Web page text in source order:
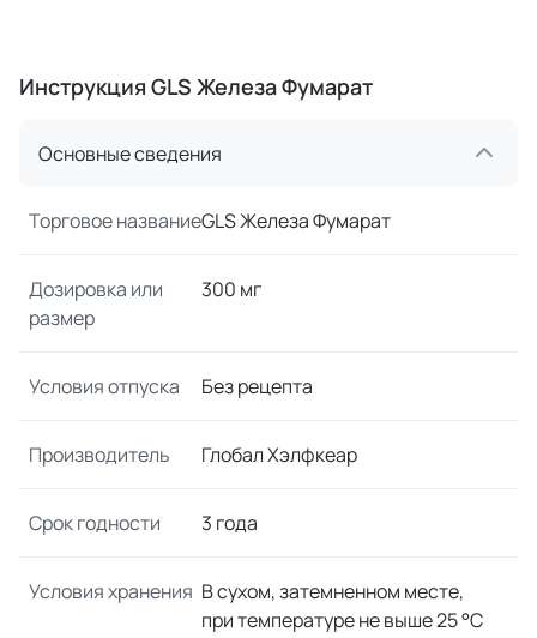
Инструкция GLS Железа Фумарат
Основные сведения
Торговое названиеGLS Железа Фумарат
Дозировка или
размер
300 мг
Условия отпуска Без рецепта
Производитель Глобал Хэлфкеар
Срок годности 3 года
Условия хранения В сухом, затемненном месте,
при температуре не выше 25 °C